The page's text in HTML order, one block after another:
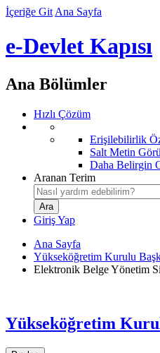
İçeriğe Git Ana Sayfa
e-Devlet Kapısı
Ana Bölümler
Hızlı Çözüm
Erişilebilirlik
Salt Metin
Daha Belirgin
Aranan Terim
Giriş Yap
Ana Sayfa
Yükseköğretim Kurulu
Elektronik Belge Yönetim
Yükseköğretim